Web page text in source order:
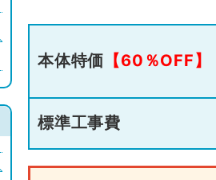
本体特価 【60％OFF】
標準工事費